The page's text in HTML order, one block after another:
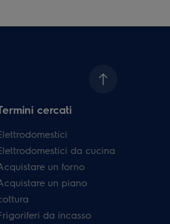
cercati
da cucina
un forno
un piano
da incasso